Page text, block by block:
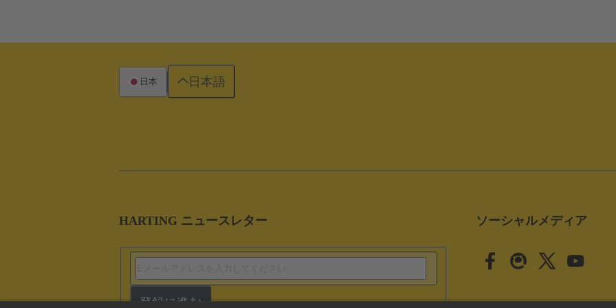
HARTING ニュースレター
登録に進む
ソーシャルメディア
日本 日本語